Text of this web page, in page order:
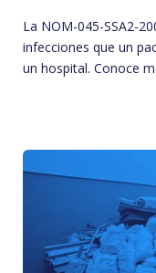
La NOM-045-SSA2-
infecciones que un
un hospital. Conoce